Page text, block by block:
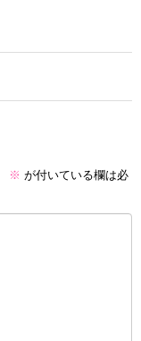
※ が付いている欄は必